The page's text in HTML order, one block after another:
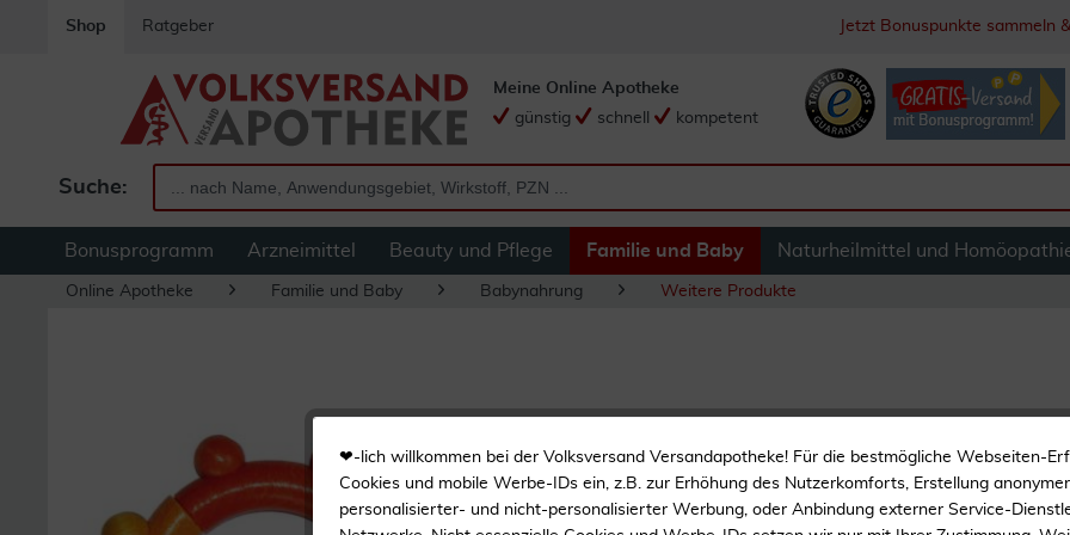
Shop Ratgeber Jetzt Bonuspunkte sammeln
Suche:
Meine Online Apotheke
günstig
schnell kompetent
Bonusprogramm Arzneimittel Beauty und Pflege Familie und Baby Naturheilmittel und
Online Apotheke Familie und Baby Babynahrung Weitere Produkte
Motorikrassel 8
Spielzeug
Zum Greifen, Fühlen,
❤-lich willkommen bei der Volksversand Versandapotheke! Für die bestmögliche Webseiten-
Cookies und mobile Werbe-IDs ein, z.B. zur Erhöhung des Nutzerkomforts, Erstellung
personalisierter- und nicht-personalisierter Werbung, oder Anbindung externer Service-